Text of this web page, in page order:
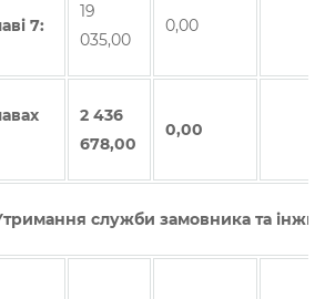
7:
19
035,00
0,00
2 436
678,00
0,00
служби замовника та